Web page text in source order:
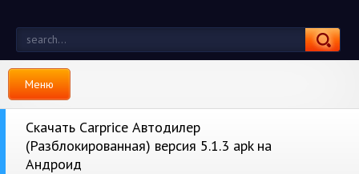
Меню
Скачать Carprice Автодилер
(Разблокированная) версия 5.1.3 apk на
Андроид